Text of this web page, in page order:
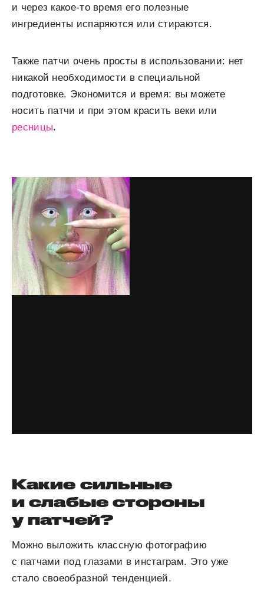
и через какое-то время его полезные
ингредиенты испаряются или стираются.
Также патчи очень просты в использовании: нет
никакой необходимости в специальной
подготовке. Экономится и время: вы можете
носить патчи и при этом красить веки или
ресницы.
Какие сильные
и слабые стороны
у патчей?
Можно выложить классную фотографию
с патчами под глазами в инстаграм. Это уже
стало своеобразной тенденцией.